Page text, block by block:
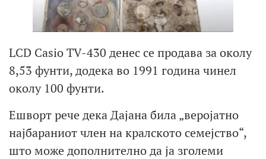
LCD Casio TV-430 денес се продава за околу
8,53 фунти, додека во 1991 година чинел
околу 100 фунти.
Ешворт рече дека Дајана била „веројатно
најбараниот член на кралското семејство“,
што може дополнително да ја зголеми